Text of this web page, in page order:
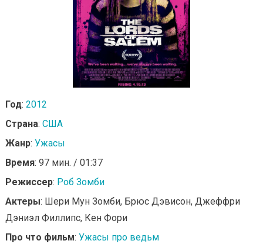
Год: 2012
Страна: США
Жанр: Ужасы
Время: 97 мин. / 01:37
Режиссер: Роб Зомби
Актеры: Шери Мун Зомби, Брюс Дэвисон, Джеффри
Дэниэл Филлипс, Кен Фори
Про что фильм: Ужасы про ведьм